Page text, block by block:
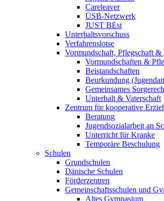
Careleaver
ÜSB-Netzwerk
JUST BEst
Unterhaltsvorschuss
Verfahrenslotse
Vormundschaft, Pflegschaft &
Vormundschaften &
Beistandschaften
Beurkundung
Gemeinsames
Unterhalt & Vaterschaft
Zentrum für kooperative
Beratung
Jugendsozialarbeit an
Unterricht für Kranke
Temporäre Beschulung
Schulen
Grundschulen
Dänische Schulen
Förderzentren
Gemeinschaftsschulen und
Altes Gymnasium